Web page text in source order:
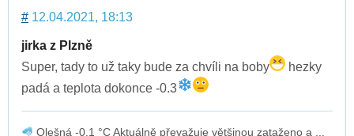
# 12.04.2021, 18:13
jirka z Plzně
Super, tady to už taky bude za chvíli na boby
hezky
padá a teplota dokonce -0.3
Olešná -0.1 °C Aktuálně převažuje většinou zataženo a ...